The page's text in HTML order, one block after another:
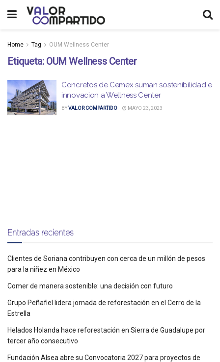
Home Tag OUM Wellness Center
Etiqueta: OUM Wellness Center
Concretos de Cemex suman sostenibilidad e
innovacion a Wellness Center
BYVALOR COMPARTIDO MAYO 23, 2023
Entradas recientes
Clientes de Soriana contribuyen con cerca de un millón de pesos
para la niñez en México
Comer de manera sostenible: una decisión con futuro
Grupo Peñafiel lidera jornada de reforestación en el Cerro de la
Estrella
Helados Holanda hace reforestación en Sierra de Guadalupe por
tercer año consecutivo
Fundación Alsea abre su Convocatoria 2027 para proyectos de